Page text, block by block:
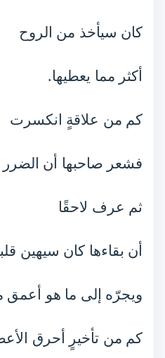
كان سيأخذ من الروح
أكثر مما يعطيها.
كم من علاقةٍ انكسرت
فشعر صاحبها أن الضرر
ثم عرف لاحقًا
أن بقاءها كان سيهين
ويجرّه إلى ما هو أعمق
كم من تأخيرٍ أحرق